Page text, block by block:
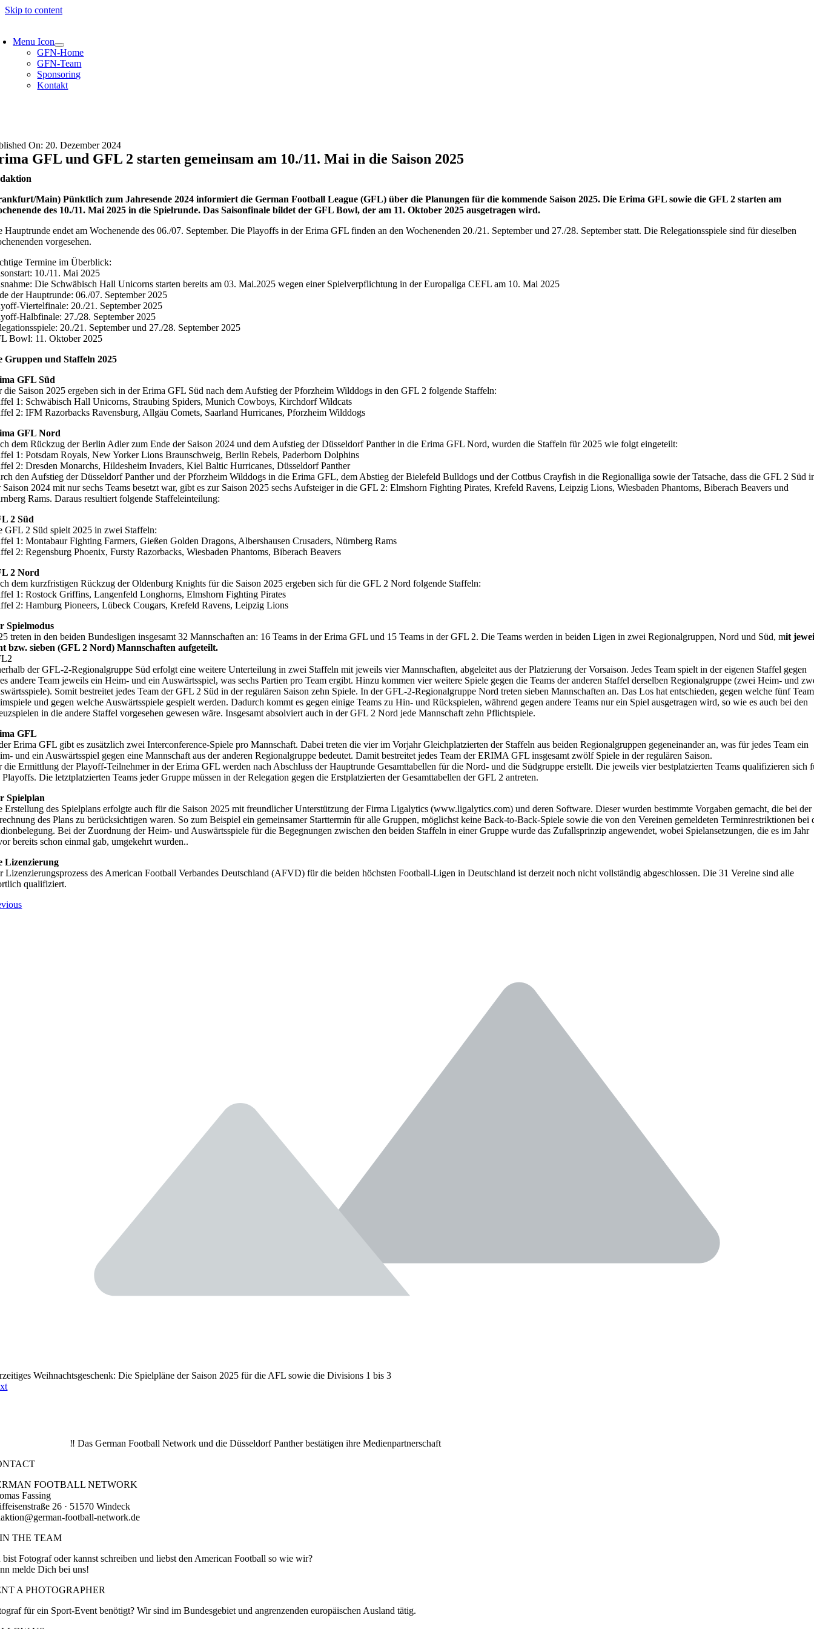
Skip to content
Menu Icon
GFN-Home
GFN-Team
Sponsoring
Kontakt
On: 20. Dezember 2024
GFL und GFL 2 starten gemeinsam am 10./11. Mai in die Saison 2025
Main) Pünktlich zum Jahresende 2024 informiert die German Football League (GFL) über die Planungen für die kommende Saison 2025. Die Erima GFL sowie die GFL 2 starten am
des 10./11. Mai 2025 in die Spielrunde. Das Saisonfinale bildet der GFL Bowl, der am 11. Oktober 2025 ausgetragen wird.
Hauptrunde endet am Wochenende des 06./07. September. Die Playoffs in der Erima GFL finden an den Wochenenden 20./21. September und 27./28. September statt. Die Relegationsspiele sind für dieselben
vorgesehen.
Termine im Überblick:
10./11. Mai 2025
Die Schwäbisch Hall Unicorns starten bereits am 03. Mai.2025 wegen einer Spielverpflichtung in der Europaliga CEFL am 10. Mai 2025
der Hauptrunde: 06./07. September 2025
Viertelfinale: 20./21. September 2025
Halbfinale: 27./28. September 2025
20./21. September und 27./28. September 2025
Bowl: 11. Oktober 2025
Gruppen und Staffeln 2025
GFL Süd
die Saison 2025 ergeben sich in der Erima GFL Süd nach dem Aufstieg der Pforzheim Wilddogs in den GFL 2 folgende Staffeln:
1: Schwäbisch Hall Unicorns, Straubing Spiders, Munich Cowboys, Kirchdorf Wildcats
2: IFM Razorbacks Ravensburg, Allgäu Comets, Saarland Hurricanes, Pforzheim Wilddogs
GFL Nord
dem Rückzug der Berlin Adler zum Ende der Saison 2024 und dem Aufstieg der Düsseldorf Panther in die Erima GFL Nord, wurden die Staffeln für 2025 wie folgt eingeteilt:
1: Potsdam Royals, New Yorker Lions Braunschweig, Berlin Rebels, Paderborn Dolphins
2: Dresden Monarchs, Hildesheim Invaders, Kiel Baltic Hurricanes, Düsseldorf Panther
den Aufstieg der Düsseldorf Panther und der Pforzheim Wilddogs in die Erima GFL, dem Abstieg der Bielefeld Bulldogs und der Cottbus Crayfish in die Regionalliga sowie der Tatsache, dass die GFL 2 Süd
Saison 2024 mit nur sechs Teams besetzt war, gibt es zur Saison 2025 sechs Aufsteiger in die GFL 2: Elmshorn Fighting Pirates, Krefeld Ravens, Leipzig Lions, Wiesbaden Phantoms, Biberach Beavers und
Rams. Daraus resultiert folgende Staffeleinteilung:
2 Süd
GFL 2 Süd spielt 2025 in zwei Staffeln:
1: Montabaur Fighting Farmers, Gießen Golden Dragons, Albershausen Crusaders, Nürnberg Rams
2: Regensburg Phoenix, Fursty Razorbacks, Wiesbaden Phantoms, Biberach Beavers
2 Nord
dem kurzfristigen Rückzug der Oldenburg Knights für die Saison 2025 ergeben sich für die GFL 2 Nord folgende Staffeln:
1: Rostock Griffins, Langenfeld Longhorns, Elmshorn Fighting Pirates
2: Hamburg Pioneers, Lübeck Cougars, Krefeld Ravens, Leipzig Lions
Spielmodus
treten in den beiden Bundesligen insgesamt 32 Mannschaften an: 16 Teams in der Erima GFL und 15 Teams in der GFL 2. Die Teams werden in beiden Ligen in zwei Regionalgruppen, Nord und Süd, mit
bzw. sieben (GFL 2 Nord) Mannschaften aufgeteilt.
der GFL-2-Regionalgruppe Süd erfolgt eine weitere Unterteilung in zwei Staffeln mit jeweils vier Mannschaften, abgeleitet aus der Platzierung der Vorsaison. Jedes Team spielt in der eigenen Staffel gegen
andere Team jeweils ein Heim- und ein Auswärtsspiel, was sechs Partien pro Team ergibt. Hinzu kommen vier weitere Spiele gegen die Teams der anderen Staffel derselben Regionalgruppe (zwei Heim- und
Somit bestreitet jedes Team der GFL 2 Süd in der regulären Saison zehn Spiele. In der GFL-2-Regionalgruppe Nord treten sieben Mannschaften an. Das Los hat entschieden, gegen welche fünf
und gegen welche Auswärtsspiele gespielt werden. Dadurch kommt es gegen einige Teams zu Hin- und Rückspielen, während gegen andere Teams nur ein Spiel ausgetragen wird, so wie es auch bei den
in die andere Staffel vorgesehen gewesen wäre. Insgesamt absolviert auch in der GFL 2 Nord jede Mannschaft zehn Pflichtspiele.
GFL
Erima GFL gibt es zusätzlich zwei Interconference-Spiele pro Mannschaft. Dabei treten die vier im Vorjahr Gleichplatzierten der Staffeln aus beiden Regionalgruppen gegeneinander an, was für jedes Team ein
und ein Auswärtsspiel gegen eine Mannschaft aus der anderen Regionalgruppe bedeutet. Damit bestreitet jedes Team der ERIMA GFL insgesamt zwölf Spiele in der regulären Saison.
die Ermittlung der Playoff-Teilnehmer in der Erima GFL werden nach Abschluss der Hauptrunde Gesamttabellen für die Nord- und die Südgruppe erstellt. Die jeweils vier bestplatzierten Teams qualifizieren sich
Playoffs. Die letztplatzierten Teams jeder Gruppe müssen in der Relegation gegen die Erstplatzierten der Gesamttabellen der GFL 2 antreten.
Spielplan
Erstellung des Spielplans erfolgte auch für die Saison 2025 mit freundlicher Unterstützung der Firma Ligalytics (www.ligalytics.com) und deren Software. Dieser wurden bestimmte Vorgaben gemacht, die bei der
des Plans zu berücksichtigen waren. So zum Beispiel ein gemeinsamer Starttermin für alle Gruppen, möglichst keine Back-to-Back-Spiele sowie die von den Vereinen gemeldeten Terminrestriktionen bei
Bei der Zuordnung der Heim- und Auswärtsspiele für die Begegnungen zwischen den beiden Staffeln in einer Gruppe wurde das Zufallsprinzip angewendet, wobei Spielansetzungen, die es im Jahr
bereits schon einmal gab, umgekehrt wurden..
Lizenzierung
Lizenzierungsprozess des American Football Verbandes Deutschland (AFVD) für die beiden höchsten Football-Ligen in Deutschland ist derzeit noch nicht vollständig abgeschlossen. Die 31 Vereine sind alle
qualifiziert.
Weihnachtsgeschenk: Die Spielpläne der Saison 2025 für die AFL sowie die Divisions 1 bis 3
‼️ Das German Football Network und die Düsseldorf Panther bestätigen ihre Medienpartnerschaft
FOOTBALL NETWORK
Fassing
26 · 51570 Windeck
football-network.de
THE TEAM
bist Fotograf oder kannst schreiben und liebst den American Football so wie wir?
melde Dich bei uns!
A PHOTOGRAPHER
für ein Sport-Event benötigt? Wir sind im Bundesgebiet und angrenzenden europäischen Ausland tätig.